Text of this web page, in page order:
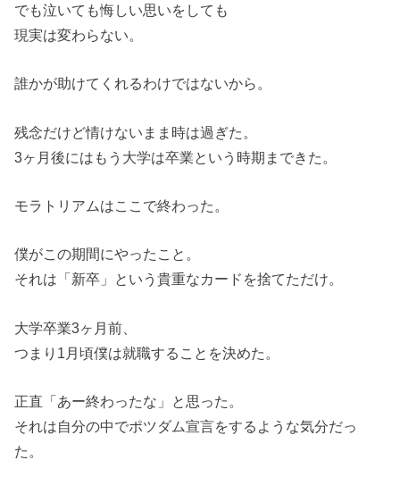
でも泣いても悔しい思いをしても
現実は変わらない。
誰かが助けてくれるわけではないから。
残念だけど情けないまま時は過ぎた。
3ヶ月後にはもう大学は卒業という時期まできた。
モラトリアムはここで終わった。
僕がこの期間にやったこと。
それは「新卒」という貴重なカードを捨てただけ。
大学卒業3ヶ月前、
つまり1月頃僕は就職することを決めた。
正直「あー終わったな」と思った。
それは自分の中でポツダム宣言をするような気分だっ
た。